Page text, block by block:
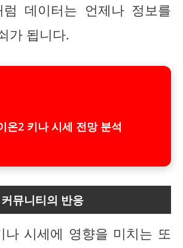
럼 데이터는 언제나 정보를
가 됩니다.
온2 키나 시세 전망 분석
뮤니티의 반응
나 시세에 영향을 미치는 또